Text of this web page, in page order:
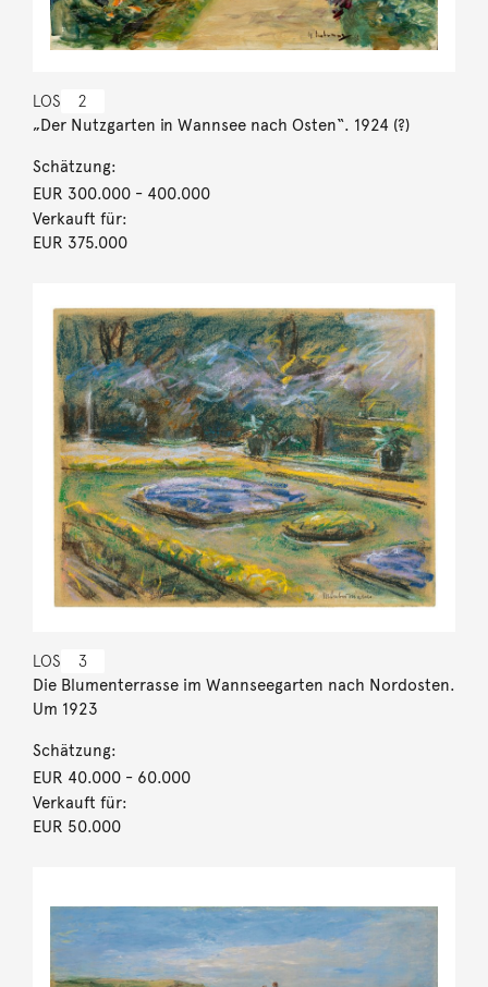
LOS 2
„Der Nutzgarten in Wannsee nach Osten“. 1924 (?)
Schätzung:
EUR 300.000- 400.000
Verkauft für:
EUR 375.000
LOS 3
Die Blumenterrasse im Wannseegarten nach Nordosten.
Um 1923
Schätzung:
EUR 40.000- 60.000
Verkauft für:
EUR 50.000